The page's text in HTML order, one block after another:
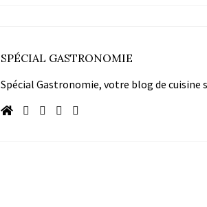
SPÉCIAL GASTRONOMIE
Spécial Gastronomie, votre blog de cuisine